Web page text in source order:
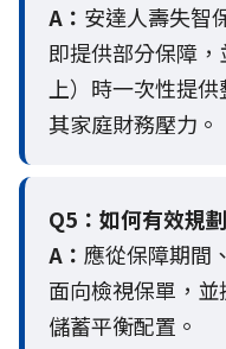
A： 安達人壽失智
即提供部分保障
上）時一次性提
其家庭財務壓力。
Q5： 如何有效規
A： 應從保障期間
面向檢視保單，並
儲蓄平衡配置。